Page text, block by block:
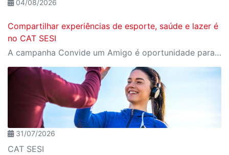
04/08/2026
Compartilhar experiências de esporte, saúde e lazer é
no CAT SESI
A campanha Convide um Amigo é oportunidade para reunir amigos para aproveitar juntos toda estrutura da unidade SESI-SP mais próxima. Os benefícios para clientes e convidados estão no regulamento.
31/07/2026
CAT SESI